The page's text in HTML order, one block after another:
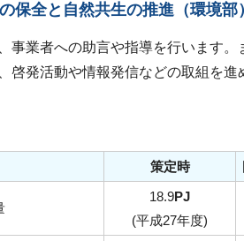
保全と自然共生の推進（環境部）
事業者への助言や指導を行います
啓発活動や情報発信などの取組を進
策定時
18.9PJ
(平成27年度)